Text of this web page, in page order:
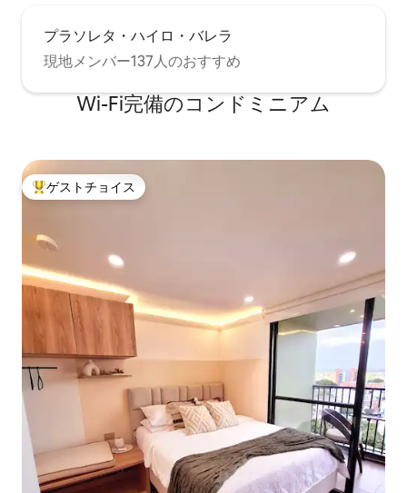
プラソレタ・ハイロ・バレラ
現地メンバー137人のおすすめ
Wi-Fi完備のコンドミニアム
大好評のゲストチョイスです。
ゲストチョイス